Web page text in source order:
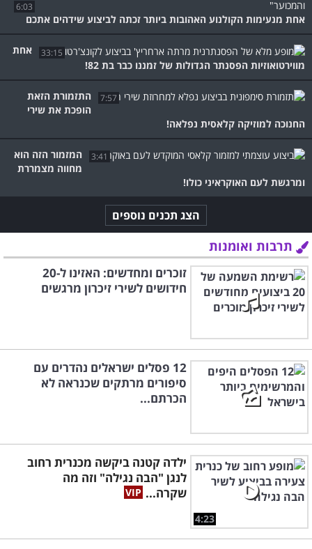
6:03
אחת מנעימות הקולנוע האהובות ביותר זכתה לביצוע שידהים אתכם
33:15
אחת
מווירטואוזיות הפסנתר הגדולות של זמננו כבר בת 82!
7:57
התזמורת הזאת
הופכת את שירי
החנוכה למוזיקה קלאסית נפלאה!
3:41
המזמור הזה הוא
מחווה מצמררת
ומרגשת לעם האוקראיני כולו!
הצג תכנים נוספים
תרבות ואומנות
זוכרים ומחדשים: האזינו ל-20
חידושים לשירי זיכרון מרגשים
12 פסלים ישראלים נהדרים עם
סיפורים מרתקים שכנראה לא
הכרתם...
4:23
ילדה קטנה ביקשה מכנרית רחוב
לנגן "הבה נגילה" וזה מה
שקרה...